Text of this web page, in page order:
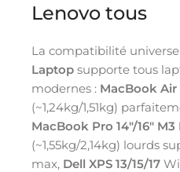
Lenovo tous
La compatibilité
Laptop supporte tous
modernes : MacBook Air
(~1,24kg/1,51kg)
MacBook Pro 14″/16″
(~1,55kg/2,14kg) lourds
max, Dell XPS 13/15/17